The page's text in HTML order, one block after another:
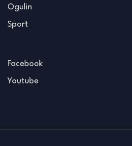
Ogulin
Sport
Facebook
Youtube